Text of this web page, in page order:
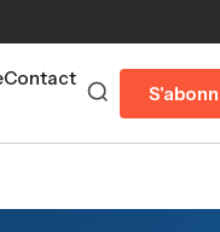
Contact